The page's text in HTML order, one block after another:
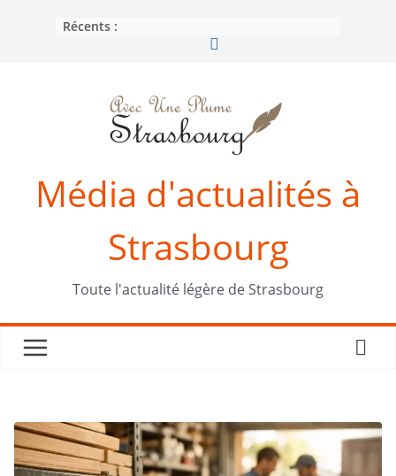
Récents :
Média d'actualités à
Strasbourg
Toute l'actualité légère de Strasbourg